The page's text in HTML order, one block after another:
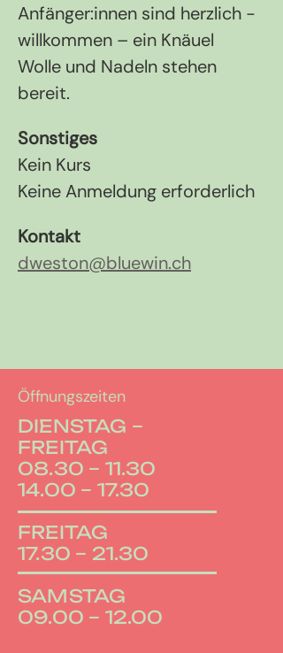
Anfänger:innen sind herzlich ­
willkommen – ein Knäuel
Wolle und Nadeln stehen
bereit.
Sonstiges
Kein Kurs
Keine Anmeldung erforderlich
Kontakt
dweston@bluewin.ch
Öffnungszeiten
DIENSTAG –
FREITAG
08.30 – 11.30
14.00 – 17.30
FREITAG
17.30 – 21.30
SAMSTAG
09.00 – 12.00